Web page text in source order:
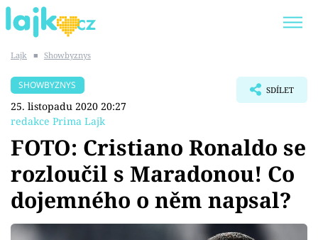
SHOPAHOLICADEL
Témata
Showbyznys
Lajk ■ Showbyznys
SHOWBYZNYS
25. listopadu 2020 20:27
redakce Prima Lajk
SDÍLET
FOTO: Cristiano Ronaldo se
rozloučil s Maradonou! Co
dojemného o něm napsal?